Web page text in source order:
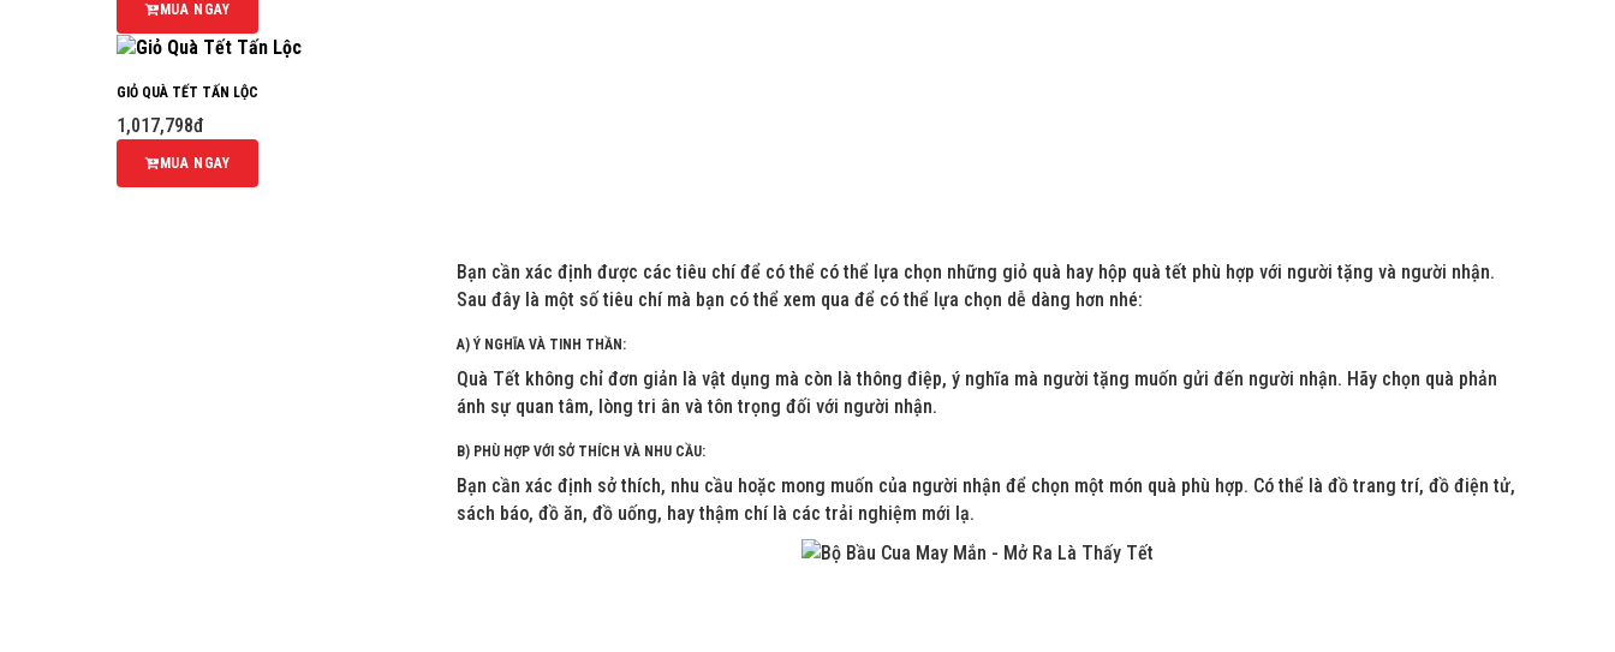
Bạn cần xác định được các tiêu chí để có thể có thể lựa chọn những giỏ quà hay hộp quà tết phù hợp với người tặng và người nhận.
Sau đây là một số tiêu chí mà bạn có thể xem qua để có thể lựa chọn dễ dàng hơn nhé:
A) Ý NGHĨA VÀ TINH THẦN:
Quà Tết không chỉ đơn giản là vật dụng mà còn là thông điệp, ý nghĩa mà người tặng muốn gửi đến người nhận. Hãy chọn quà phản
ánh sự quan tâm, lòng tri ân và tôn trọng đối với người nhận.
B) PHÙ HỢP VỚI SỞ THÍCH VÀ NHU CẦU:
Bạn cần xác định sở thích, nhu cầu hoặc mong muốn của người nhận để chọn một món quà phù hợp. Có thể là đồ trang trí, đồ điện tử,
sách báo, đồ ăn, đồ uống, hay thậm chí là các trải nghiệm mới lạ.
MUA NGAY
GIỎ QUÀ TẾT TẤN LỘC
1,017,798đ
MUA NGAY